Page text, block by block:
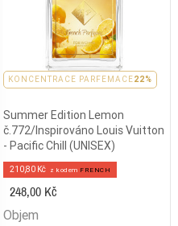
KONCENTRACE PARFEMACE22%
Summer Edition Lemon
č.772/Inspirováno Louis Vuitton
- Pacific Chill (UNISEX)
210,80 Kč z kodem FRENCH
248,00 Kč
Objem